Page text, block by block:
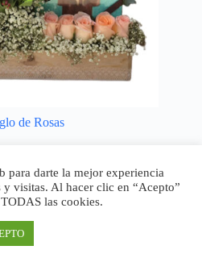
de Rosas
para darte la mejor experiencia
y visitas. Al hacer clic en “Acepto”
las cookies.